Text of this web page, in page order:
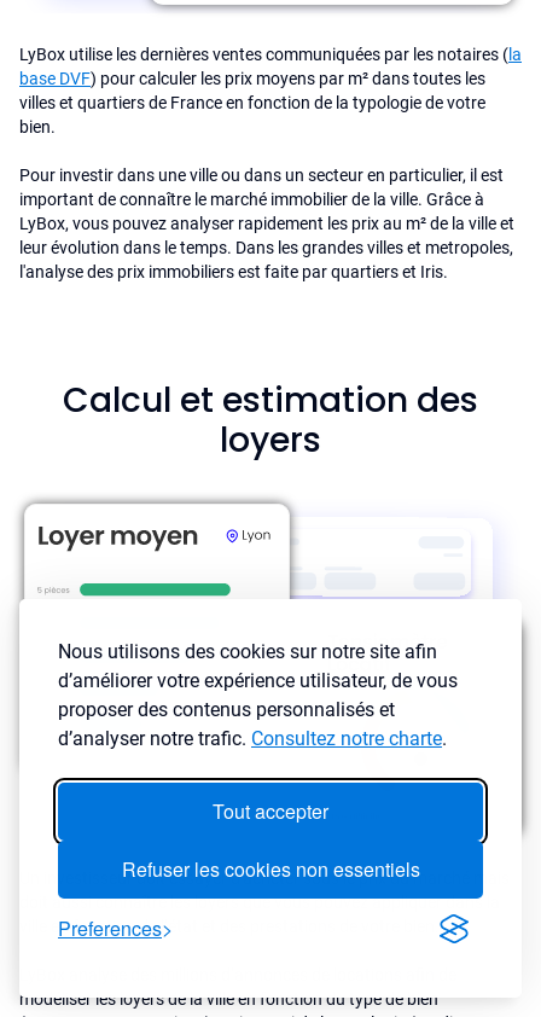
Nous utilisons des cookies sur notre site afin
d’améliorer votre expérience utilisateur, de vous
proposer des contenus personnalisés et
d’analyser notre trafic. Consultez notre charte.
Tout accepter
Refuser les cookies non essentiels
Preferences
LyBox utilise les dernières ventes communiquées par les notaires (la
base DVF) pour calculer les prix moyens par m² dans toutes les
villes et quartiers de France en fonction de la typologie de votre
bien.
Pour investir dans une ville ou dans un secteur en particulier, il est
important de connaître le marché immobilier de la ville. Grâce à
LyBox, vous pouvez analyser rapidement les prix au m² de la ville et
leur évolution dans le temps. Dans les grandes villes et metropoles,
l'analyse des prix immobiliers est faite par quartiers et Iris.
Calcul et estimation des
loyers
Un investisseur doit essayer d'acheter sous le prix du marché mais
doit aussi connaître les loyers que vous pouvez appliquer dans la
ville en fonction de l’état et des prestations de votre bien.
modéliser les loyers de la ville en fonction du type de bien